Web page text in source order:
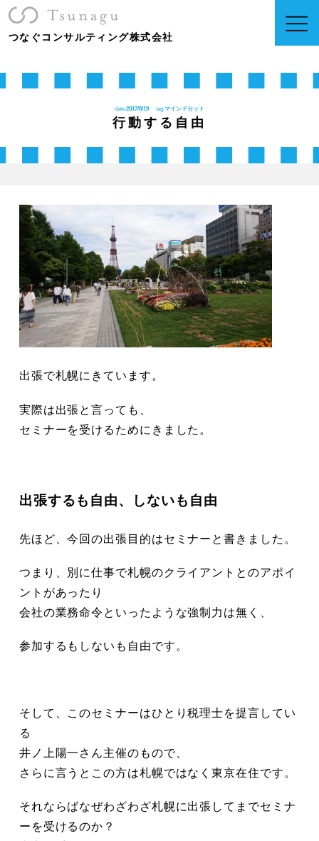
つなぐコンサルティング株式会社
date:2017/8/19 tag:マインドセット
行動する自由
出張で札幌にきています。
実際は出張と言っても、
セミナーを受けるためにきました。
出張するも自由、しないも自由
先ほど、今回の出張目的はセミナーと書きました。
つまり、別に仕事で札幌のクライアントとのアポイ
ントがあったり
会社の業務命令といったような強制力は無く、
参加するもしないも自由です。
そして、このセミナーはひとり税理士を提言してい
る
井ノ上陽一さん主催のもので、
さらに言うとこの方は札幌ではなく東京在住です。
それならばなぜわざわざ札幌に出張してまでセミナ
ーを受けるのか？